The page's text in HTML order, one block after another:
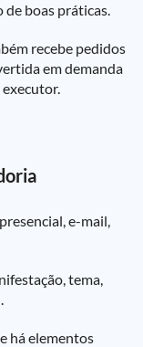
de boas práticas.
recebe pedidos
em demanda
e-mail,
tema,
há elementos